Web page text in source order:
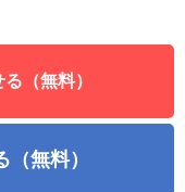
（無料）
無料）